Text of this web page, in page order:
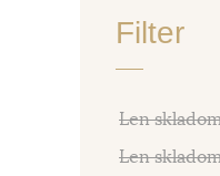
Filter
Len
Len